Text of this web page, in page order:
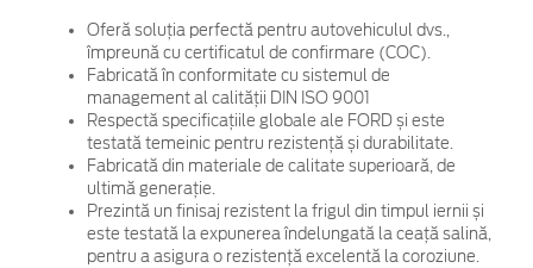
Oferă soluția perfectă pentru autovehiculul dvs.,
împreună cu certificatul de confirmare (COC).
Fabricată în conformitate cu sistemul de
management al calității DIN ISO 9001
Respectă specificațiile globale ale FORD și este
testată temeinic pentru rezistență și durabilitate.
Fabricată din materiale de calitate superioară, de
ultimă generație.
Prezintă un finisaj rezistent la frigul din timpul iernii și
este testată la expunerea îndelungată la ceață salină,
pentru a asigura o rezistență excelentă la coroziune.